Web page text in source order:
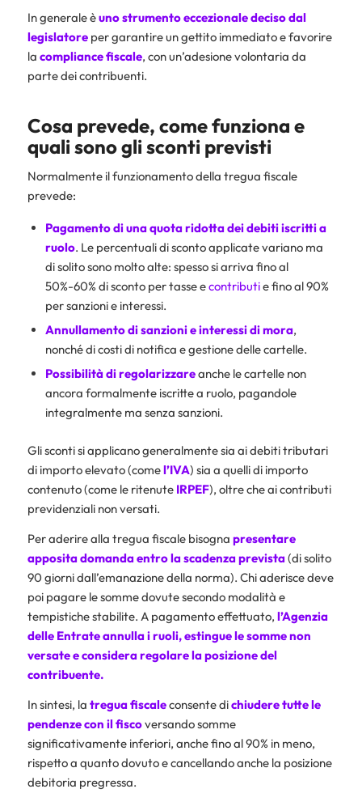
In generale èuno strumento eccezionale deciso dal
legislatoreper garantire un gettito immediato e favorire
la compliancefiscale, con un’adesione volontaria da
parte dei contribuenti.
Cosa prevede, come funziona e
quali sono gli sconti previsti
Normalmente il funzionamento della tregua fiscale
prevede:
Pagamento di una quota ridotta dei debiti iscritti a
ruolo. Le percentuali di sconto applicate variano ma
di solito sono molto alte: spesso si arriva fino al
50%-60% di sconto per tasse econtributie fino al 90%
per sanzioni e interessi.
Annullamento di sanzioni e interessi di mora,
nonché di costi di notifica e gestione delle cartelle.
Possibilità di regolarizzareanche le cartelle non
ancora formalmente iscritte a ruolo, pagandole
integralmente ma senza sanzioni.
Gli sconti si applicano generalmente sia ai debiti tributari
di importo elevato (comel’IVA) sia a quelli di importo
contenuto (come le ritenute IRPEF), oltre che ai contributi
previdenziali non versati.
Per aderire alla tregua fiscale bisogna presentare
apposita domanda entro la scadenza prevista(di solito
90 giorni dall’emanazione della norma). Chi aderisce deve
poi pagare le somme dovute secondo modalità e
tempistiche stabilite. A pagamento effettuato, l’Agenzia
delle Entrateannulla i ruoli,estingue le somme non
versate e considera regolare la posizione del
contribuente.
In sintesi, la treguafiscaleconsente dichiudere tutte le
pendenze con il fiscoversando somme
significativamente inferiori, anche fino al 90% in meno,
rispetto a quanto dovuto e cancellando anche la posizione
debitoria pregressa.